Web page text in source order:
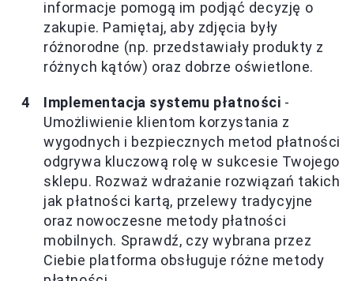
informacje pomogą im podjąć decyzję o
zakupie. Pamiętaj, aby zdjęcia były
różnorodne (np. przedstawiały produkty z
różnych kątów) oraz dobrze oświetlone.
Implementacja systemu płatności -
Umożliwienie klientom korzystania z
wygodnych i bezpiecznych metod płatności
odgrywa kluczową rolę w sukcesie Twojego
sklepu. Rozważ wdrażanie rozwiązań takich
jak płatności kartą, przelewy tradycyjne
oraz nowoczesne metody płatności
mobilnych. Sprawdź, czy wybrana przez
Ciebie platforma obsługuje różne metody